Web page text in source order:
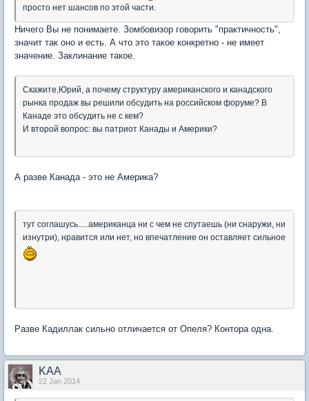
просто нет шансов по этой части.
Ничего Вы не понимаете. Зомбовизор говорить "практичность",
значит так оно и есть. А что это такое конкретно - не имеет
значение. Заклинание такое.
Скажите,Юрий, а почему структуру американского и канадского
рынка продаж вы решили обсудить на российском форуме? В
Канаде это обсудить не с кем?
И второй вопрос: вы патриот Канады и Америки?
А разве Канада - это не Америка?
тут соглашусь.....американца ни с чем не спутаешь (ни снаружи, ни
изнутри), нравится или нет, но впечатление он оставляет сильное
Разве Кадиллак сильно отличается от Опеля? Контора одна.
KAA
22 Jan 2014